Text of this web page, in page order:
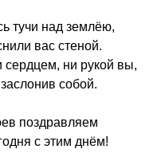
тучи над землёю,
вас стеной.
сердцем, ни рукой вы,
собой.
поздравляем
с этим днём!